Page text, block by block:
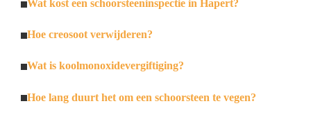
Wat kost een schoorsteeninspectie in Hapert?
Hoe creosoot verwijderen?
Wat is koolmonoxidevergiftiging?
Hoe lang duurt het om een schoorsteen te vegen?